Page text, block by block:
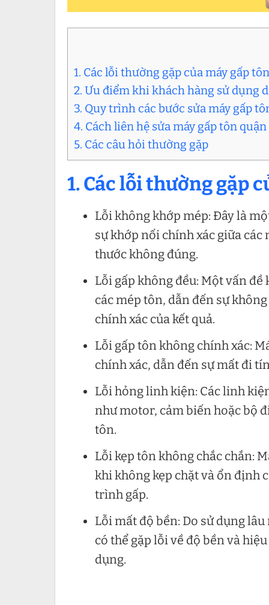
1. Các lỗi thường gặp của máy gấp
2. Ưu điểm khi khách hàng sử dụng
3. Quy trình các bước sửa máy gấp
4. Cách liên hệ sửa máy gấp tôn
5. Các câu hỏi thường gặp
1. Các lỗi thường gặp
Lỗi không khớp mép: Đây là
sự khớp nối chính xác giữa
thước không đúng.
Lỗi gấp không đều: Một vấn
các mép tôn, dẫn đến sự
chính xác của kết quả.
Lỗi gấp tôn không chính xác:
chính xác, dẫn đến sự mất đi
Lỗi hỏng linh kiện: Các linh
như motor, cảm biến hoặc bộ
tôn.
Lỗi kẹp tôn không chắc chắn:
khi không kẹp chặt và ổn định
trình gấp.
Lỗi mất độ bền: Do sử dụng
có thể gặp lỗi về độ bền và
dụng.